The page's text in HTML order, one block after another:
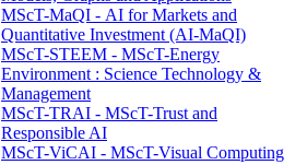
MScT-MaQI - AI for Markets and
Quantitative Investment (AI-MaQI)
MScT-STEEM - MScT-Energy
Environment : Science Technology &
Management
MScT-TRAI - MScT-Trust and
Responsible AI
MScT-ViCAI - MScT-Visual Computing